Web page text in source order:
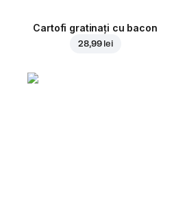
Cartofi gratinați cu bacon
28,99 lei